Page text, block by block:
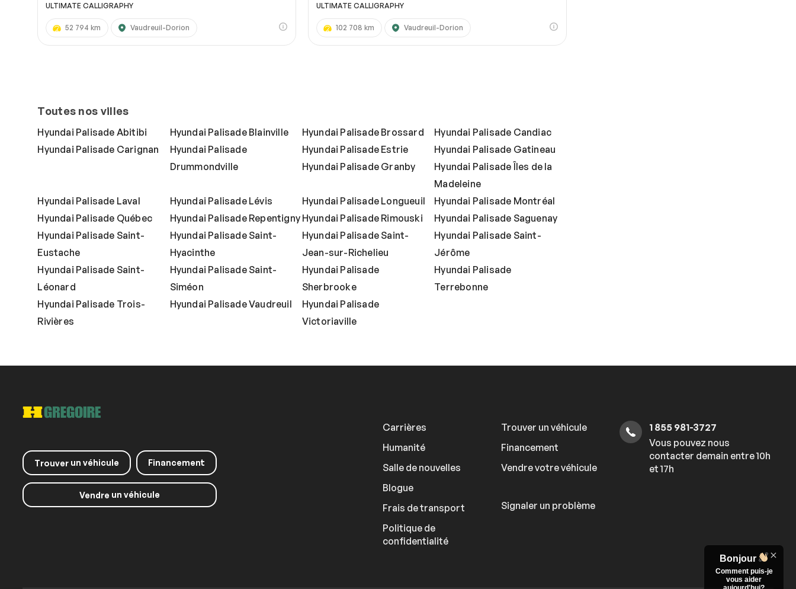
ULTIMATE CALLIGRAPHY
52 794 km Vaudreuil-Dorion
ULTIMATE CALLIGRAPHY
102 708 km Vaudreuil-Dorion
Toutes nos villes
Hyundai Palisade Abitibi Hyundai Palisade Blainville Hyundai Palisade Brossard
Hyundai Palisade Candiac
Hyundai Palisade Carignan
Hyundai Palisade
Drummondville
Hyundai Palisade Estrie
Hyundai Palisade Gatineau
Hyundai Palisade Granby
Hyundai Palisade Îles de la
Madeleine
Hyundai Palisade Laval
Hyundai Palisade Lévis Hyundai Palisade Longueuil
Hyundai Palisade Montréal
Hyundai Palisade Québec
Hyundai Palisade Repentigny Hyundai Palisade Rimouski
Hyundai Palisade Saguenay
Hyundai Palisade Saint-
Eustache
Hyundai Palisade Saint-
Hyacinthe
Hyundai Palisade Saint-
Jean-sur-Richelieu
Hyundai Palisade Saint-
Jérôme
Hyundai Palisade Saint-
Léonard
Hyundai Palisade Saint-
Siméon
Hyundai Palisade
Sherbrooke
Hyundai Palisade
Terrebonne
Hyundai Palisade Trois-
Rivières
Hyundai Palisade Vaudreuil
Hyundai Palisade
Victoriaville
Trouver un véhicule Financement
Vendre un véhicule
Carrières
Humanité
Salle de nouvelles
Blogue
Frais de transport
Politique de
confidentialité
Trouver un véhicule
Financement
Vendre votre véhicule
Signaler un problème
1 855 981-3727
Vous pouvez nous
contacter demain entre 10h
et 17h
Bonjour
Comment puis-je
vous aider